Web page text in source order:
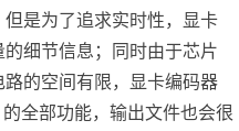
是为了追求实时性，显卡
细节信息；同时由于芯片
路的空间有限，显卡编码器
全部功能，输出文件也会很